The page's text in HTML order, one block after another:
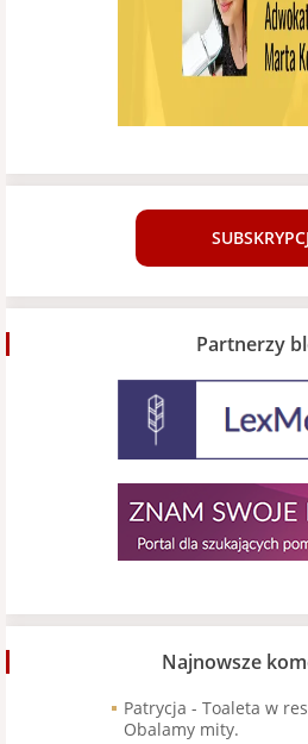
Partnerzy
Najnowsze
Patrycja - Toaleta w
Obalamy mity.